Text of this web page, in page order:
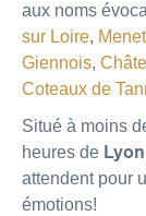
aux noms
sur Loire,
Giennois,
Coteaux de
Situé à moins
heures de Lyon
attendent pour
émotions!